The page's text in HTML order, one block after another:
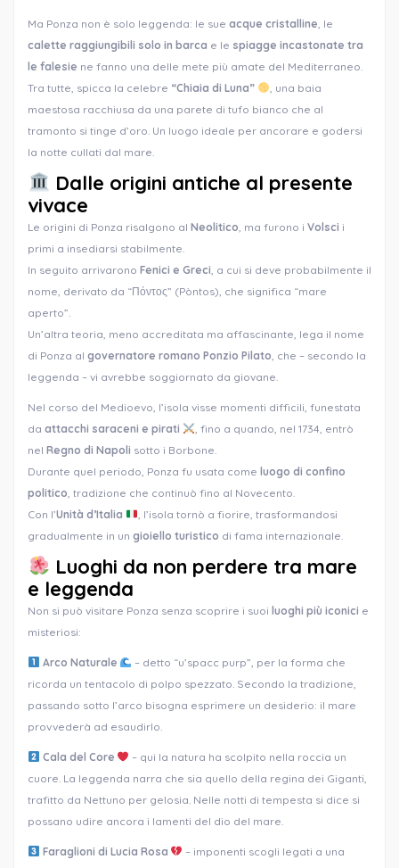
Ma Ponza non è solo leggenda: le sue acque cristalline , le
calette raggiungibili solo in barca e le spiagge incastonate tra
le falesie ne fanno una delle mete più amate del Mediterraneo.
Tra tutte, spicca la celebre “Chiaia di Luna”
, una baia
maestosa racchiusa da una parete di tufo bianco che al
tramonto si tinge d’oro. Un luogo ideale per ancorare e godersi
la notte cullati dal mare.
Dalle origini antiche al presente
vivace
Le origini di Ponza risalgono al Neolitico , ma furono i Volsci i
primi a insediarsi stabilmente.
In seguito arrivarono Fenici e Greci , a cui si deve probabilmente il
nome, derivato da “Πόντος” (Pòntos), che significa “mare
aperto”.
Un’altra teoria, meno accreditata ma affascinante, lega il nome
di Ponza al governatore romano Ponzio Pilato , che – secondo la
leggenda – vi avrebbe soggiornato da giovane.
Nel corso del Medioevo, l’isola visse momenti difficili, funestata
da attacchi saraceni e pirati
, fino a quando, nel 1734, entrò
nel Regno di Napoli sotto i Borbone.
Durante quel periodo, Ponza fu usata come luogo di confino
politico , tradizione che continuò fino al Novecento.
Con l’Unità d’Italia
, l’isola tornò a fiorire, trasformandosi
gradualmente in un gioiello turistico di fama internazionale.
Luoghi da non perdere tra mare
e leggenda
Non si può visitare Ponza senza scoprire i suoi luoghi più iconici e
misteriosi:
Arco Naturale
– detto “u’spacc purp”, per la forma che
ricorda un tentacolo di polpo spezzato. Secondo la tradizione,
passando sotto l’arco bisogna esprimere un desiderio: il mare
provvederà ad esaudirlo.
Cala del Core
– qui la natura ha scolpito nella roccia un
cuore. La leggenda narra che sia quello della regina dei Giganti,
trafitto da Nettuno per gelosia. Nelle notti di tempesta si dice si
possano udire ancora i lamenti del dio del mare.
Faraglioni di Lucia Rosa
– imponenti scogli legati a una